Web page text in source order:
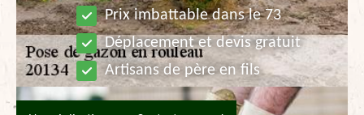
Prix imbattable dans le 73
Déplacement et devis gratuit
Artisans de père en fils